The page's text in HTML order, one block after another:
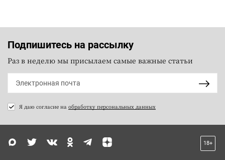
Подпишитесь на рассылку
Раз в неделю мы присылаем самые важные статьи
Я даю согласие на обработку персональных данных
18+